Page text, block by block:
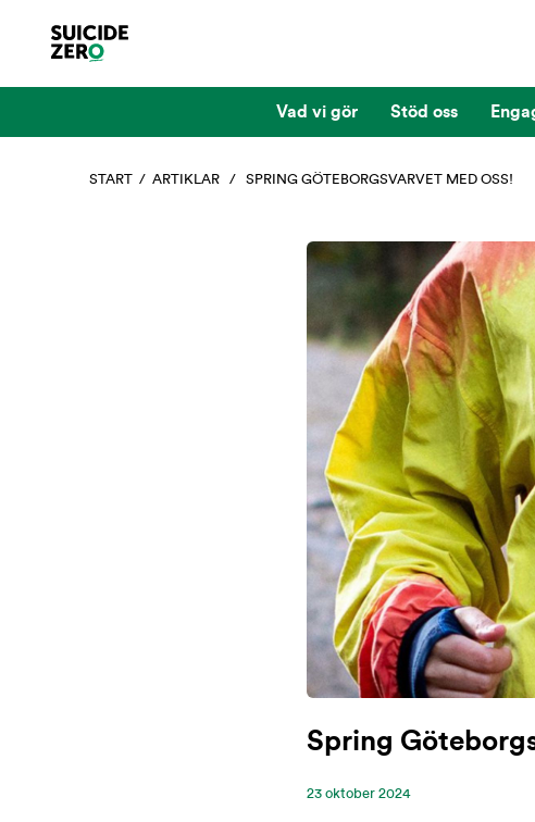
Vad vi gör Stöd oss
START / ARTIKLAR / SPRING GÖTEBORGSVARVET MED OSS!
Spring
23 ‪oktober‬ 2024